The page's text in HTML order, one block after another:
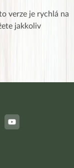
verze je rychlá na
jakkoliv